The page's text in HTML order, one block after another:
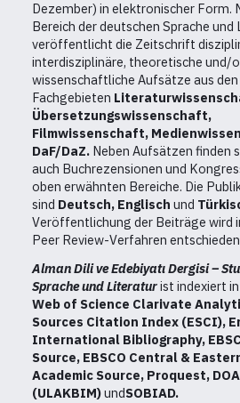
Dezember) in elektronischer Form.
Bereich der deutschen Sprache
veröffentlicht die Zeitschrift
interdisziplinäre, theoretische und/
wissenschaftliche Aufsätze aus den
Fachgebieten
Übersetzungswissenschaft,
Filmwissenschaft,
DaF/DaZ. Neben Aufsätzen finden
auch Buchrezensionen und
oben erwähnten Bereiche. Die
sind Deutsch, Englisch und
Veröffentlichung der Beiträge wird
Peer Review-Verfahren
Alman Dili ve Edebiyatı Dergisi –
Sprache und Literaturist indexiert in
Web of Science Clarivate
Sources Citation Index (ESCI),
International Bibliography,
Source, EBSCO Central &
Academic Source, Proquest,
(ULAKBIM)undSOBIAD.